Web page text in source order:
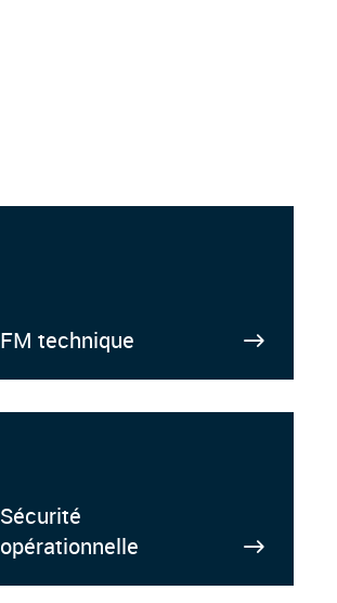
FM technique
Sécurité
opérationnelle